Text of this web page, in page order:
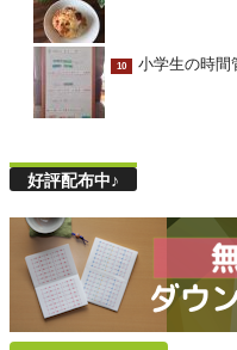
10 小学生の時間
好評配布中♪